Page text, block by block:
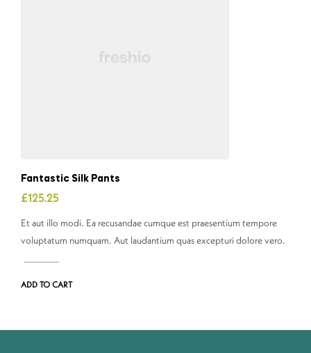
Fantastic Silk Pants
£125.25
Et aut illo modi. Ea recusandae cumque est praesentium tempore
voluptatum numquam. Aut laudantium quas excepturi dolore vero.
ADD TO CART